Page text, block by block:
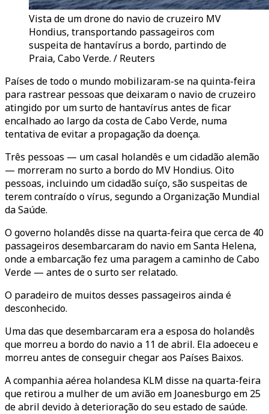
Vista de um drone do navio de cruzeiro MV
Hondius, transportando passageiros com
suspeita de hantavírus a bordo, partindo de
Praia, Cabo Verde. / Reuters
Países de todo o mundo mobilizaram-se na quinta-feira
para rastrear pessoas que deixaram o navio de cruzeiro
atingido por um surto de hantavírus antes de ficar
encalhado ao largo da costa de Cabo Verde, numa
tentativa de evitar a propagação da doença.
Três pessoas — um casal holandês e um cidadão alemão
— morreram no surto a bordo do MV Hondius. Oito
pessoas, incluindo um cidadão suíço, são suspeitas de
terem contraído o vírus, segundo a Organização Mundial
da Saúde.
O governo holandês disse na quarta-feira que cerca de 40
passageiros desembarcaram do navio em Santa Helena,
onde a embarcação fez uma paragem a caminho de Cabo
Verde — antes de o surto ser relatado.
O paradeiro de muitos desses passageiros ainda é
desconhecido.
Uma das que desembarcaram era a esposa do holandês
que morreu a bordo do navio a 11 de abril. Ela adoeceu e
morreu antes de conseguir chegar aos Países Baixos.
A companhia aérea holandesa KLM disse na quarta-feira
que retirou a mulher de um avião em Joanesburgo em 25
de abril devido à deterioração do seu estado de saúde.